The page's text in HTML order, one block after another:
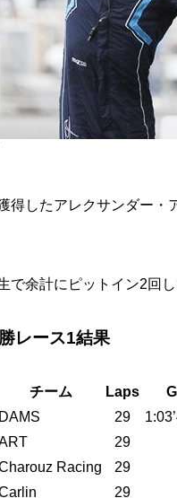
得したアレクサンダー
で余計にピットイン2回し
レース1結果
チーム Laps
DAMS 29
29
Racing 29
29